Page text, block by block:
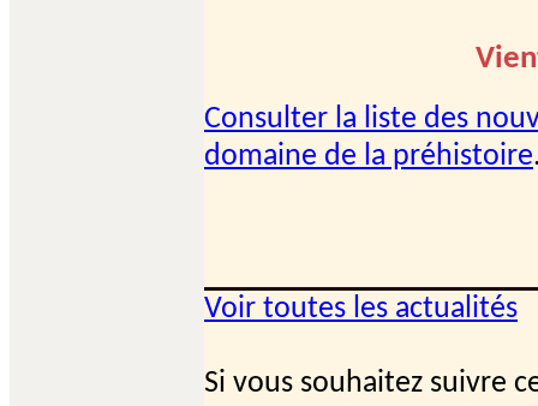
Consulter la liste des
domaine de la préhistoire
Voir toutes les actualités
Si vous souhaitez suivre